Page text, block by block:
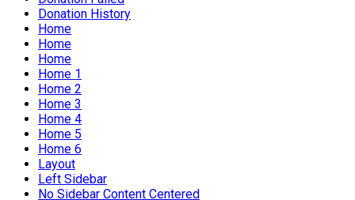
Donation History
Home
Home
Home
Home 1
Home 2
Home 3
Home 4
Home 5
Home 6
Layout
Left Sidebar
No Sidebar Content Centered